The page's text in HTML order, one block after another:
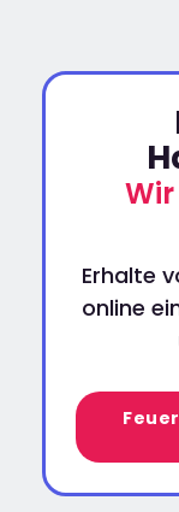
Erhalte
online